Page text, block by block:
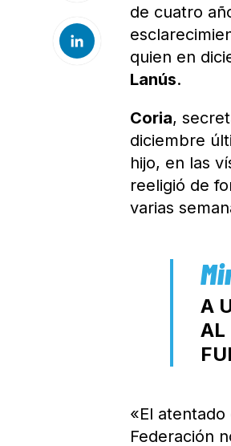
de cuatro
quien en
Lanús.
Coria,
diciembre
hijo, en las
reeligió de
varias
A
AL
«El atentado
Federación